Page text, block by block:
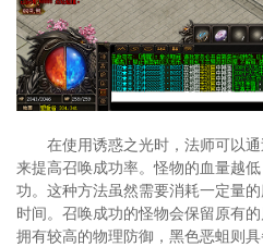
在使用诱惑之光时，法师可以
来提高召唤成功率。怪物的血量越
功。这种方法虽然需要消耗一定量
时间。召唤成功的怪物会保留原有
拥有较高的物理防御，黑色恶蛆则